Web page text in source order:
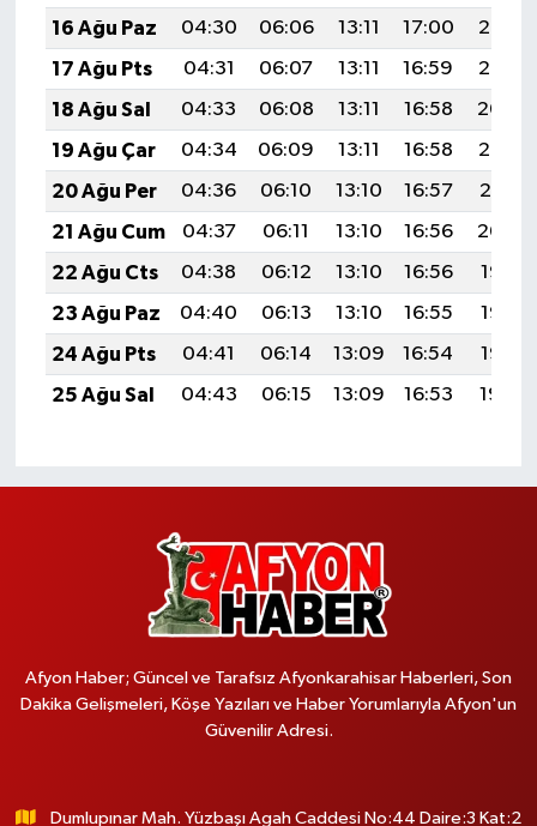
16 Ağu Paz
04:30 06:06 13:11 17:00
20:07
17 Ağu Pts
04:31 06:07 13:11 16:59
20:05
18 Ağu Sal
04:33 06:08 13:11 16:58
20:04
19 Ağu Çar
04:34 06:09 13:11 16:58
20:03
20 Ağu Per
04:36 06:10 13:10 16:57
20:01
21 Ağu Cum
04:37 06:11 13:10 16:56
20:00
22 Ağu Cts
04:38 06:12 13:10 16:56
19:58
23 Ağu Paz
04:40 06:13 13:10 16:55
19:57
24 Ağu Pts
04:41 06:14 13:09 16:54
19:55
25 Ağu Sal
04:43 06:15 13:09 16:53 19:54
Afyon Haber; Güncel ve Tarafsız Afyonkarahisar Haberleri, Son
Dakika Gelişmeleri, Köşe Yazıları ve Haber Yorumlarıyla Afyon'un
Güvenilir Adresi.
Dumlupınar Mah. Yüzbaşı Agah Caddesi No:44 Daire:3 Kat:2